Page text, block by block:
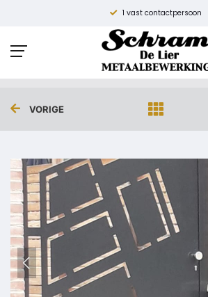
1 vast contactpersoon
POORTDEUR
» Poortdeur
VORIGE